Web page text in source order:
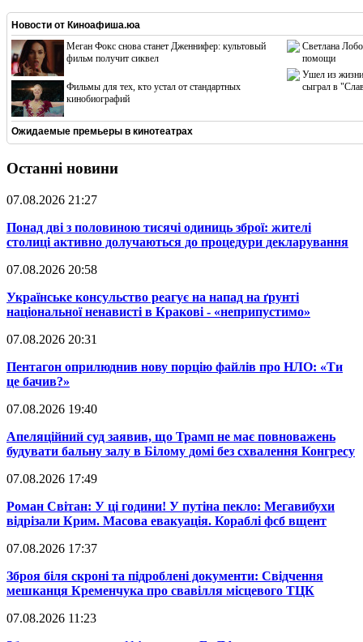
Новости от Киноафиша.юа
Меган Фокс снова станет Дженнифер: культовый
фильм получит сиквел
Фильмы для тех, кто устал от стандартных
кинобиографий
Светлана
помощи
Ушел из жизни
сыграл в
Ожидаемые премьеры в кинотеатрах
Останні новини
07.08.2026 21:27
​Понад дві з половиною тисячі одиниць зброї: жителі
столиці активно долучаються до процедури декларування
07.08.2026 20:58
​Українське консульство реагує на напад на ґрунті
національної ненависті в Кракові - «неприпустимо»
07.08.2026 20:31
​Пентагон оприлюднив нову порцію файлів про НЛО: «Ти
це бачив?»
07.08.2026 19:40
​Апеляційний суд заявив, що Трамп не має повноважень
будувати бальну залу в Білому домі без схвалення Конгресу
07.08.2026 17:49
​Роман Світан: У ці години! У путіна пекло: Мегавибухи
відрізали Крим. Масова евакуація. Кораблі фсб вщент
07.08.2026 17:37
​Зброя біля скроні та підроблені документи: Свідчення
мешканця Кременчука про свавілля місцевого ТЦК
07.08.2026 11:23